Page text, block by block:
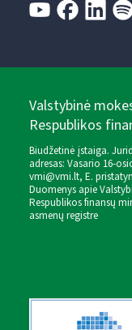
Valstybinė
Respublikos
Biudžetinė įstaiga.
adresas: Vasario 16-
vmi@vmi.lt, E.
Duomenys apie
Respublikos finansų
asmenų registre